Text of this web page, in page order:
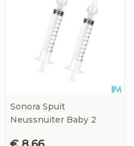
Sonora Spuit
Neussnuiter Baby 2